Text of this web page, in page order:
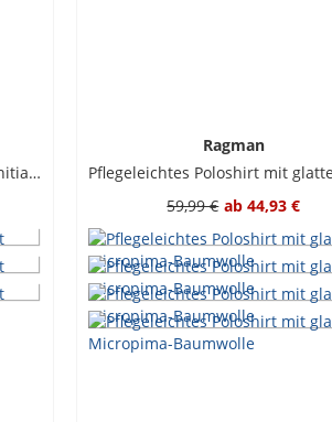
Unifarbenes Piqué-Poloshirt mit Initial-Stickerei
Ragman
59,99 € ab 44,93 €